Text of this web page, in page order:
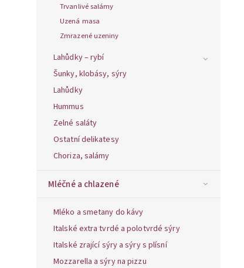
Trvanlivé salámy
Uzená masa
Zmrazené uzeniny
Lahůdky – rybí
Šunky, klobásy, sýry
Lahůdky
Hummus
Zelné saláty
Ostatní delikatesy
Choriza, salámy
Mléčné a chlazené
Mléko a smetany do kávy
Italské extra tvrdé a polotvrdé sýry
Italské zrající sýry a sýry s plísní
Mozzarella a sýry na pizzu